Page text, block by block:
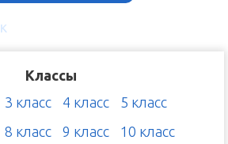
Классы
3 класс 4 класс
5 класс
8 класс 9 класс
10 класс